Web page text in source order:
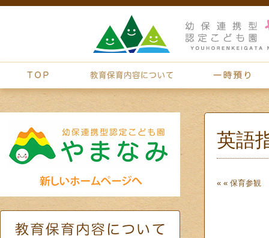
英語
« « 保育参観